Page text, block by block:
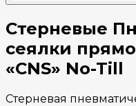
Стерневые
сеялки
«CNS» No-Till
Стерневая